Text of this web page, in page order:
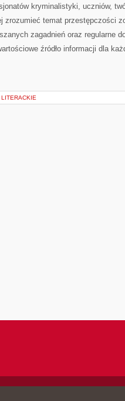
kryminalistyki, uczniów,
temat przestępczości
zagadnień oraz regularne
źródło informacji dla